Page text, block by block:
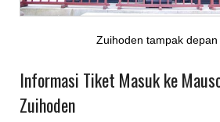
Zuihoden tampak depan
Informasi Tiket Masuk ke
Zuihoden